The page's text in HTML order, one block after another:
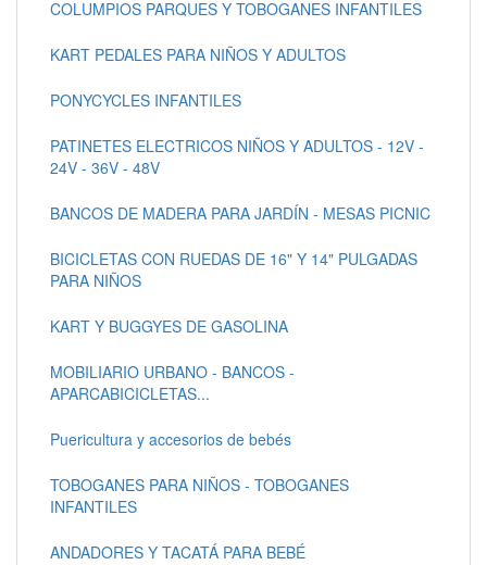
COLUMPIOS PARQUES Y TOBOGANES INFANTILES
KART PEDALES PARA NIÑOS Y ADULTOS
PONYCYCLES INFANTILES
PATINETES ELECTRICOS NIÑOS Y ADULTOS - 12V -
24V - 36V - 48V
BANCOS DE MADERA PARA JARDÍN - MESAS PICNIC
BICICLETAS CON RUEDAS DE 16" Y 14" PULGADAS
PARA NIÑOS
KART Y BUGGYES DE GASOLINA
MOBILIARIO URBANO - BANCOS -
APARCABICICLETAS...
Puericultura y accesorios de bebés
TOBOGANES PARA NIÑOS - TOBOGANES
INFANTILES
ANDADORES Y TACATÁ PARA BEBÉ